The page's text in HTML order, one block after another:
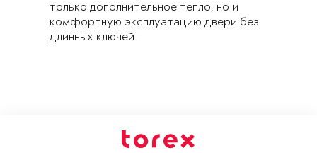
только дополнительное тепло, но и
комфортную эксплуатацию двери без
длинных ключей.